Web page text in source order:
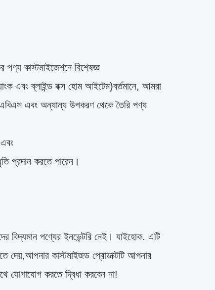
কাস্টমাইজেশনে বিশেষজ্ঞ
এবং ব্লাইন্ড বক্স হোম আইটেম)বর্তমানে, আমরা
এবিএস এবং অন্যান্য উপকরণ থেকে তৈরি পণ্য
প্রদান করতে পারেন।
বিদ্যমান পণ্যের ইনভেন্টরি নেই। যাইহোক. এটি
দেয়,আপনার কাস্টমাইজড প্রোডাক্টটি আপনার
যোগাযোগ করতে দ্বিধা করবেন না!